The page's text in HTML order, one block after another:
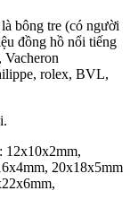
bông tre (có người
đồng hồ nổi tiếng
Vacheron
rolex, BVL,
12x10x2mm,
20x18x5mm